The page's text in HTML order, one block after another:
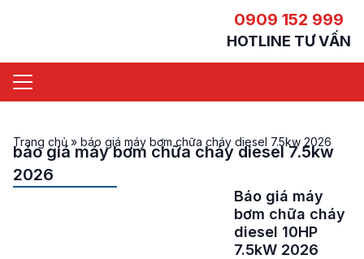
0909 152 999
HOTLINE TƯ VẤN
Trang chủ » báo giá máy bơm chữa cháy diesel 7.5kw 2026
báo giá máy bơm chữa cháy diesel 7.5kw
2026
Báo giá máy
bơm chữa cháy
diesel 10HP
7.5kW 2026